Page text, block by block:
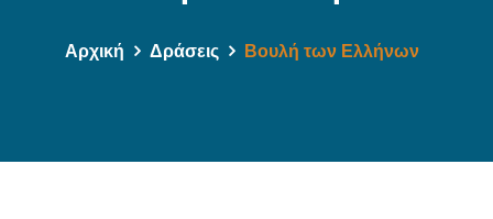
Αρχική Δράσεις Βουλή των Ελλήνων